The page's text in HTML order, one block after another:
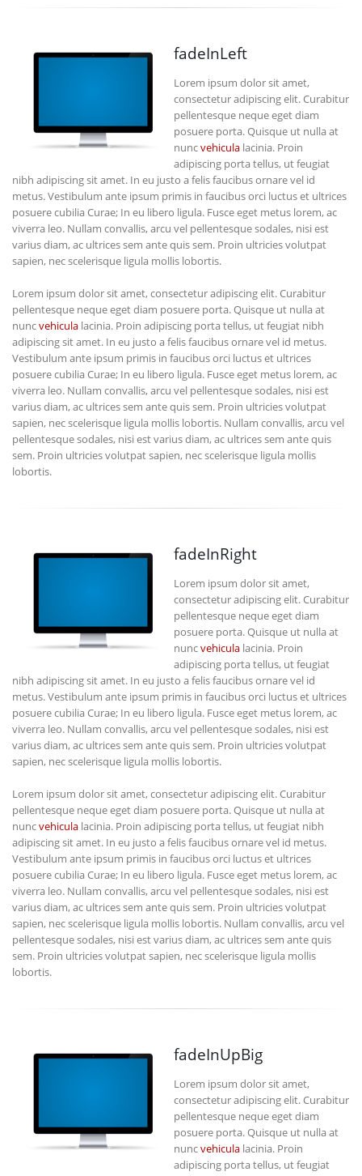
fadeInLeft
Lorem ipsum dolor sit amet,
consectetur adipiscing elit. Curabitur
pellentesque neque eget diam
posuere porta. Quisque ut nulla at
nuncvehicula lacinia. Proin
adipiscing porta tellus, ut feugiat
nibh adipiscing sit amet. In eu justo a felis faucibus ornare vel id
metus. Vestibulum ante ipsum primis in faucibus orci luctus et ultrices
posuere cubilia Curae; In eu libero ligula. Fusce eget metus lorem, ac
viverra leo. Nullam convallis, arcu vel pellentesque sodales, nisi est
varius diam, ac ultrices sem ante quis sem. Proin ultricies volutpat
sapien, nec scelerisque ligula mollis lobortis.
Lorem ipsum dolor sit amet, consectetur adipiscing elit. Curabitur
pellentesque neque eget diam posuere porta. Quisque ut nulla at
nuncvehicula lacinia. Proin adipiscing porta tellus, ut feugiat nibh
adipiscing sit amet. In eu justo a felis faucibus ornare vel id metus.
Vestibulum ante ipsum primis in faucibus orci luctus et ultrices
posuere cubilia Curae; In eu libero ligula. Fusce eget metus lorem, ac
viverra leo. Nullam convallis, arcu vel pellentesque sodales, nisi est
varius diam, ac ultrices sem ante quis sem. Proin ultricies volutpat
sapien, nec scelerisque ligula mollis lobortis. Nullam convallis, arcu vel
pellentesque sodales, nisi est varius diam, ac ultrices sem ante quis
sem. Proin ultricies volutpat sapien, nec scelerisque ligula mollis
lobortis.
fadeInRight
Lorem ipsum dolor sit amet,
consectetur adipiscing elit. Curabitur
pellentesque neque eget diam
posuere porta. Quisque ut nulla at
nuncvehicula lacinia. Proin
adipiscing porta tellus, ut feugiat
nibh adipiscing sit amet. In eu justo a felis faucibus ornare vel id
metus. Vestibulum ante ipsum primis in faucibus orci luctus et ultrices
posuere cubilia Curae; In eu libero ligula. Fusce eget metus lorem, ac
viverra leo. Nullam convallis, arcu vel pellentesque sodales, nisi est
varius diam, ac ultrices sem ante quis sem. Proin ultricies volutpat
sapien, nec scelerisque ligula mollis lobortis.
Lorem ipsum dolor sit amet, consectetur adipiscing elit. Curabitur
pellentesque neque eget diam posuere porta. Quisque ut nulla at
nuncvehicula lacinia. Proin adipiscing porta tellus, ut feugiat nibh
adipiscing sit amet. In eu justo a felis faucibus ornare vel id metus.
Vestibulum ante ipsum primis in faucibus orci luctus et ultrices
posuere cubilia Curae; In eu libero ligula. Fusce eget metus lorem, ac
viverra leo. Nullam convallis, arcu vel pellentesque sodales, nisi est
varius diam, ac ultrices sem ante quis sem. Proin ultricies volutpat
sapien, nec scelerisque ligula mollis lobortis. Nullam convallis, arcu vel
pellentesque sodales, nisi est varius diam, ac ultrices sem ante quis
sem. Proin ultricies volutpat sapien, nec scelerisque ligula mollis
lobortis.
fadeInUpBig
Lorem ipsum dolor sit amet,
consectetur adipiscing elit. Curabitur
pellentesque neque eget diam
posuere porta. Quisque ut nulla at
nuncvehicula lacinia. Proin
adipiscing porta tellus, ut feugiat